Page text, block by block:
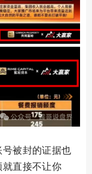
被封的证据也
直接不让你